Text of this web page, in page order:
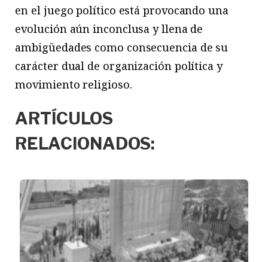
en el juego político está provocando una
evolución aún inconclusa y llena de
ambigüedades como consecuencia de su
carácter dual de organización política y
movimiento religioso.
ARTÍCULOS
RELACIONADOS: